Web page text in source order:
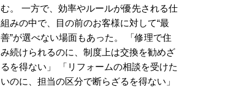
む。 一方で、効率やルールが優先される仕
組みの中で、目の前のお客様に対して“最
善”が選べない場面もあった。 「修理で住
み続けられるのに、制度上は交換を勧めざ
るを得ない」 「リフォームの相談を受けた
いのに、担当の区分で断らざるを得ない」